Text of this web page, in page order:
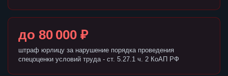
до 80 000 ₽
штраф юрлицу за нарушение порядка проведения
спецоценки условий труда - ст. 5.27.1 ч. 2 КоАП РФ